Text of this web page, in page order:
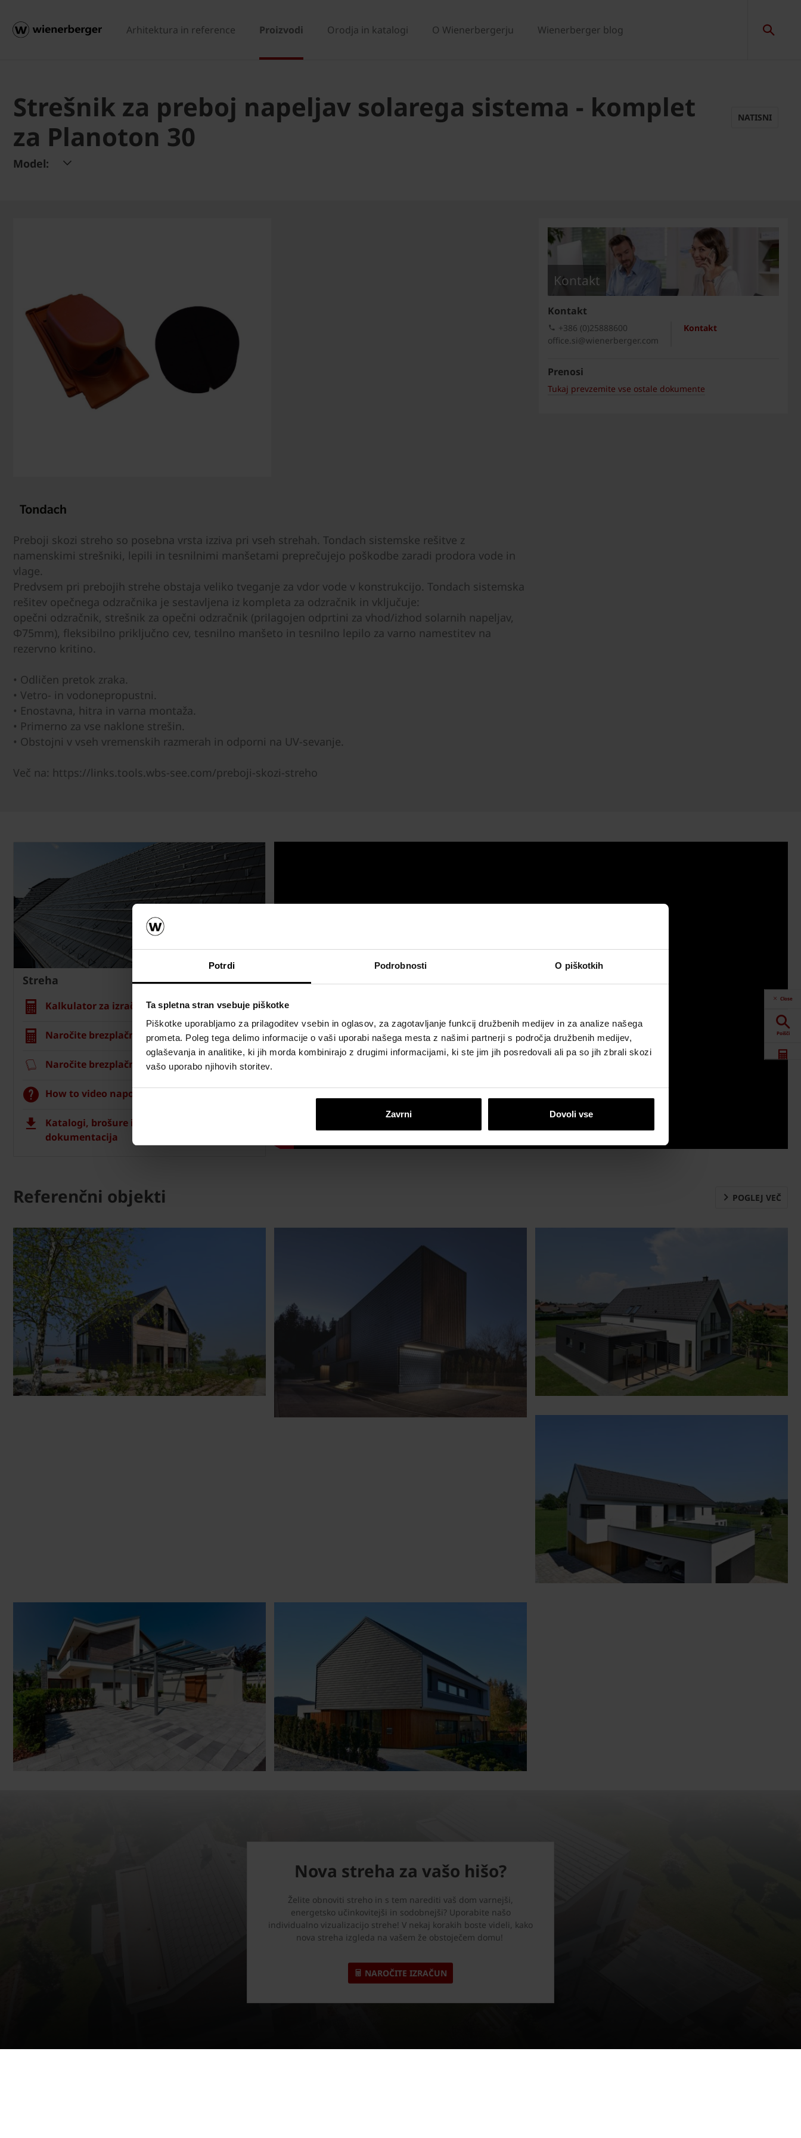
Potrdi Podrobnosti O piškotkih
Ta spletna stran vsebuje piškotke
Piškotke uporabljamo za prilagoditev vsebin in oglasov, za zagotavljanje funkcij družbenih medijev in za analize našega
prometa. Poleg tega delimo informacije o vaši uporabi našega mesta z našimi partnerji s področja družbenih medijev,
oglaševanja in analitike, ki jih morda kombinirajo z drugimi informacijami, ki ste jim jih posredovali ali pa so jih zbrali skozi
vašo uporabo njihovih storitev.
Zavrni Dovoli vse
Arhitektura in reference Proizvodi Orodja in katalogi O Wienerbergerju Wienerberger blog
Strešnik za preboj napeljav solarega sistema - komplet
za Planoton 30
Model:
NATISNI
Preboji skozi streho so posebna vrsta izziva pri vseh strehah. Tondach sistemske rešitve z
namenskimi strešniki, lepili in tesnilnimi manšetami preprečujejo poškodbe zaradi prodora vode in
vlage.
Predvsem pri prebojih strehe obstaja veliko tveganje za vdor vode v konstrukcijo. Tondach sistemska
rešitev opečnega odzračnika je sestavljena iz kompleta za odzračnik in vključuje:
opečni odzračnik, strešnik za opečni odzračnik (prilagojen odprtini za vhod/izhod solarnih napeljav,
Φ75mm), fleksibilno priključno cev, tesnilno manšeto in tesnilno lepilo za varno namestitev na
rezervno kritino.
• Odličen pretok zraka.
• Vetro- in vodonepropustni.
• Enostavna, hitra in varna montaža.
• Primerno za vse naklone strešin.
• Obstojni v vseh vremenskih razmerah in odporni na UV-sevanje.
Več na: https://links.tools.wbs-see.com/preboji-skozi-streho
Kontakt
Kontakt
Kontakt
+386 (0)25888600
office.si@wienerberger.com
Prenosi
Tukaj prevzemite vse ostale dokumente
Streha
Kalkulator za izračun strehe
Naročite brezplačni izračun material
Naročite brezplačni vzorec strešnika
How to video napotki
Katalogi, brošure in tehnična
dokumentacija
Referenčni objekti POGLEJ VEČ
Nova streha za vašo hišo?
Želite obnoviti streho in s tem narediti vaš dom varnejši,
energetsko učinkovitejši in sodobnejši? Uporabite našo
individualno vizualizacijo strehe! V nekaj korakih boste videli, kako
nova streha izgleda na vašem že obstoječem domu!
NAROČITE IZRAČUN
Close
Poišči